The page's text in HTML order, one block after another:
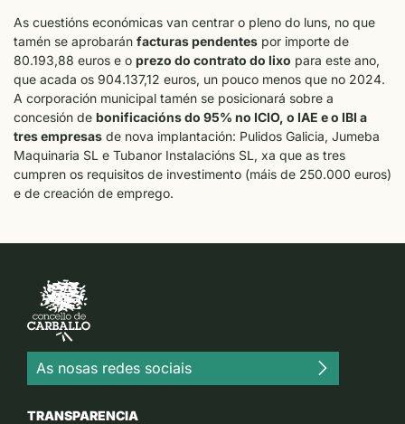
As cuestións económicas van centrar o pleno do luns, no que
tamén se aprobarán facturas pendentes por importe de
80.193,88 euros e o prezo do contrato do lixo para este ano,
que acada os 904.137,12 euros, un pouco menos que no 2024.
A corporación municipal tamén se posicionará sobre a
concesión de bonificacións do 95% no ICIO, o IAE e o IBI a
tres empresas de nova implantación: Pulidos Galicia, Jumeba
Maquinaria SL e Tubanor Instalacións SL, xa que as tres
cumpren os requisitos de investimento (máis de 250.000 euros)
e de creación de emprego.
As nosas redes sociais
TRANSPARENCIA